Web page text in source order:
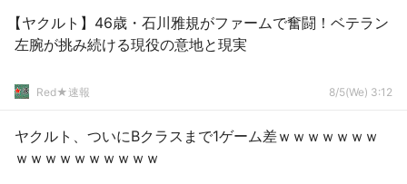
【ヤクルト】46歳・石川雅規がファームで奮闘！ベテラン
左腕が挑み続ける現役の意地と現実
Red★速報 8/5(We) 3:12
ヤクルト、ついにBクラスまで1ゲーム差ｗｗｗｗｗｗｗ
ｗｗｗｗｗｗｗｗｗｗ